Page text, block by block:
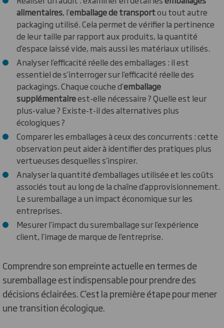
alimentaires, l’emballage de transportou tout autre
packaging utilisé. Cela permet de vérifier la pertinence
de leur taille par rapport aux produits, la quantité
d’espace laissé vide, mais aussi les matériaux utilisés.
Analyser l’efficacité réelle des emballages : il est
essentiel de s’interroger sur l’efficacité réelle des
packagings. Chaque couche d’emballage
supplémentaireest-elle nécessaire ? Quelle est leur
plus-value ? Existe-t-il des alternatives plus
écologiques ?
Comparer les emballages à ceux des concurrents : cette
observation peut aider à identifier des pratiques plus
vertueuses desquelles s’inspirer.
Analyser la quantité d’emballages utilisée et les coûts
associés tout au long de la chaîne d’approvisionnement.
Le suremballage a un impact économique sur les
entreprises.
Mesurer l’impact du suremballage sur l’expérience
client, l’image de marque de l’entreprise.
Comprendre son empreinte actuelle en termes de
suremballage est indispensable pour prendre des
décisions éclairées. C’est la première étape pour mener
une transition écologique.